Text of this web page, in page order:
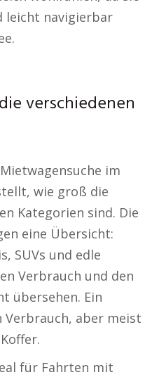
navigierbar
verschiedenen
im
wie groß die
Kategorien sind. Die
eine Übersicht:
SUVs und edle
Verbrauch und den
übersehen. Ein
Verbrauch, aber meist
für Fahrten mit